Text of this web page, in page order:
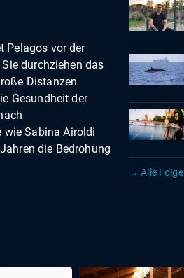
Pelagos vor der
durchziehen das
Distanzen
Gesundheit der
wie Sabina Airoldi
die Bedrohung
→ Alle